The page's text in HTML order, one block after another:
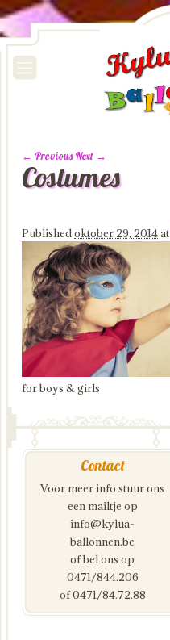
Image navigation
← Previous Next →
Costumes
Publishedoktober 29, 2014at
for boys & girls
Contact
Voor meer info stuur ons
een mailtje op
info@kylua-
ballonnen.be
of bel ons op
0471/844.206
of 0471/84.72.88